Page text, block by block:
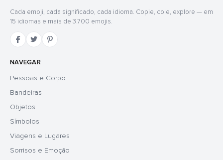
Cada emoji, cada significado, cada idioma. Copie, cole, explore — em
15 idiomas e mais de 3.700 emojis.
NAVEGAR
Pessoas e Corpo
Bandeiras
Objetos
Símbolos
Viagens e Lugares
Sorrisos e Emoção